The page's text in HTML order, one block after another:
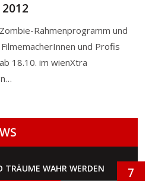
Rahmenprogramm und
und Profis
18.10. im wienXtra
TRÄUME WAHR WERDEN 7